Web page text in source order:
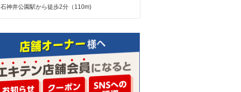
石神井公園駅から徒歩2分（110m)